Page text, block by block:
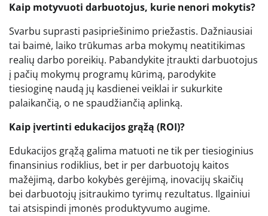
Kaip motyvuoti darbuotojus, kurie nenori mokytis?
Svarbu suprasti pasipriešinimo priežastis. Dažniausiai
tai baimė, laiko trūkumas arba mokymų neatitikimas
realių darbo poreikių. Pabandykite įtraukti darbuotojus
į pačių mokymų programų kūrimą, parodykite
tiesioginę naudą jų kasdienei veiklai ir sukurkite
palaikančią, o ne spaudžiančią aplinką.
Kaip įvertinti edukacijos grąžą (ROI)?
Edukacijos grąžą galima matuoti ne tik per tiesioginius
finansinius rodiklius, bet ir per darbuotojų kaitos
mažėjimą, darbo kokybės gerėjimą, inovacijų skaičių
bei darbuotojų įsitraukimo tyrimų rezultatus. Ilgainiui
tai atsispindi įmonės produktyvumo augime.